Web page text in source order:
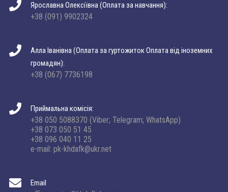
Ярославна Олексіївна (Оплата за навчання):
+38 (091) 9902324
Алла Іванівна (Оплата за гуртожиток Оплата від іноземних
громадян):
+38 (067) 7736198
Приймальна комісія:
+38 050 5088370 (Viber; Telegram; WhatsApp)
+38 073 050 51 45
+38 096 040 11 25
e-mail: pk-khdafk@ukr.net
Email